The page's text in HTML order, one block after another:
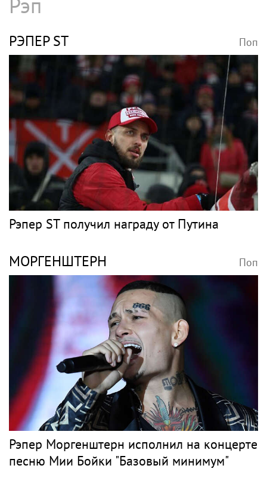
РЭПЕР ST Поп
Рэпер ST получил награду от Путина
МОРГЕНШТЕРН Поп
Рэпер Моргенштерн исполнил на концерте
песню Мии Бойки "Базовый минимум"